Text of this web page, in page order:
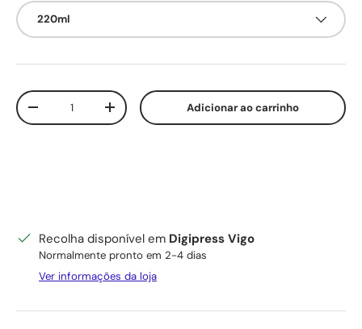
220ml
Qtd.
Diminuir quantidadeAumente a quantidadeAdicionar ao carrinho
Recolha disponível em Digipress Vigo
Normalmente pronto em 2-4 dias
Ver informações da loja